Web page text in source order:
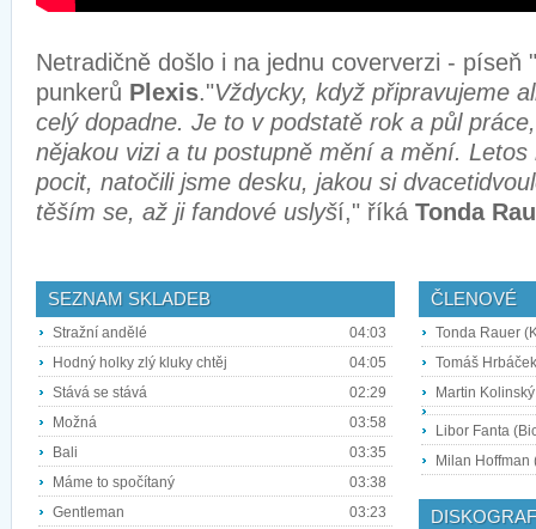
Netradičně došlo i na jednu coververzi - píseň "
punkerů Plexis."Vždycky, když připravujeme
celý dopadne. Je to v podstatě rok a půl
nějakou vizi a tu postupně mění a mění. Letos
pocit, natočili jsme desku, jakou si
těším se, až ji fandové uslyší," říká Tonda
SEZNAM SKLADEB
Stražní andělé
04:03
Hodný holky zlý kluky chtěj
04:05
Stává se stává
02:29
Možná
03:58
Bali
03:35
Máme to spočítaný
03:38
Gentleman
03:23
ČLENOVÉ
Tonda Rauer
Tomáš
Martin
Libor Fanta
Milan Hoffman